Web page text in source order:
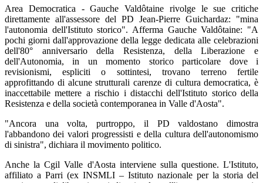
Area Democratica - Gauche Valdôtaine rivolge le sue critiche
direttamente all'assessore del PD Jean-Pierre Guichardaz: "mina
l'autonomia dell'Istituto storico". Afferma Gauche Valdôtaine: "A
pochi giorni dall'approvazione della legge dedicata alle celebrazioni
dell'80° anniversario della Resistenza, della Liberazione e
dell'Autonomia, in un momento storico particolare dove i
revisionismi, espliciti o sottintesi, trovano terreno fertile
approfittando di alcune strutturali carenze di cultura democratica, è
inaccettabile mettere a rischio i distacchi dell'Istituto storico della
Resistenza e della società contemporanea in Valle d'Aosta".
"Ancora una volta, purtroppo, il PD valdostano dimostra
l'abbandono dei valori progressisti e della cultura dell'autonomismo
di sinistra", dichiara il movimento politico.
Anche la Cgil Valle d'Aosta interviene sulla questione. L'Istituto,
affiliato a Parri (ex INSMLI – Istituto nazionale per la storia del